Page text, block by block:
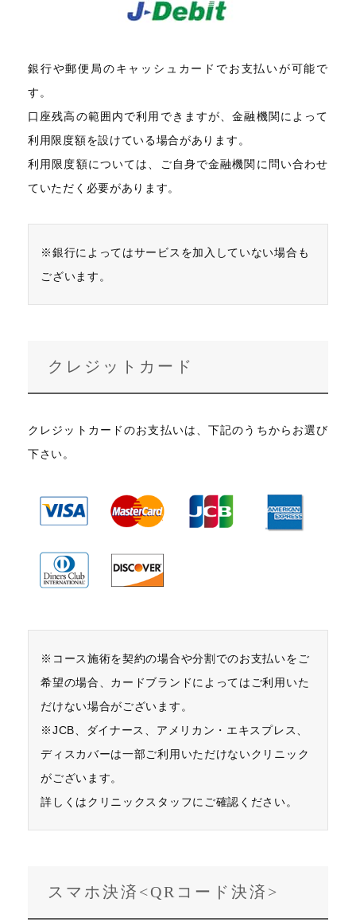
銀行や郵便局のキャッシュカードでお支払いが可能で
す。
口座残高の範囲内で利用できますが、金融機関によって
利用限度額を設けている場合があります。
利用限度額については、ご自身で金融機関に問い合わせ
ていただく必要があります。
※銀行によってはサービスを加入していない場合も
ございます。
クレジットカード
クレジットカードのお支払いは、下記のうちからお選び
下さい。
※コース施術を契約の場合や分割でのお支払いをご
希望の場合、カードブランドによってはご利用いた
だけない場合がございます。
※JCB、ダイナース、アメリカン・エキスプレス、
ディスカバーは一部ご利用いただけないクリニック
がございます。
詳しくはクリニックスタッフにご確認ください。
スマホ決済<QRコード決済>